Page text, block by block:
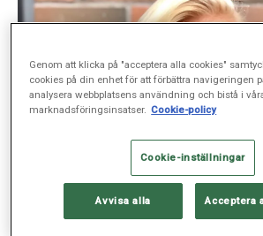
Genom att klicka på "acceptera alla cookies"
cookies på din enhet för att förbättra navigeringen
analysera webbplatsens användning och bistå i
marknadsföringsinsatser. Cookie-policy
Cookie-inställningar
Avvisa alla Acceptera